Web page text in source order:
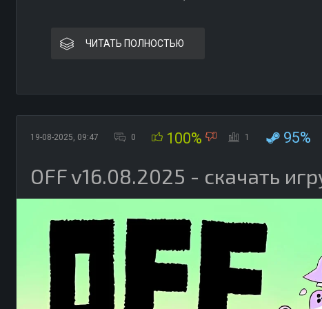
ЧИТАТЬ ПОЛНОСТЬЮ
19-08-2025, 09:47 0 100% 1 95%
OFF v16.08.2025 - скачать